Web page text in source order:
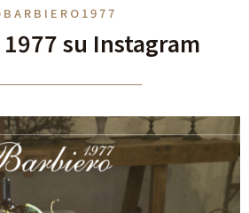
su Instagram